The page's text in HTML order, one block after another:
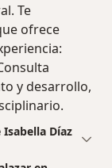
Te
ofrece
y desarrollo,
Díaz